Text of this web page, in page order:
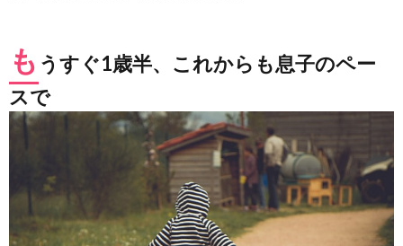
も うすぐ1歳半、これからも息子のペー
スで